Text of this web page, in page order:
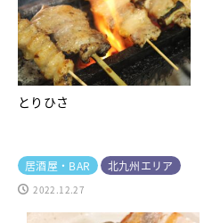
とりひさ
居酒屋・BAR 北九州エリア
2022.12.27